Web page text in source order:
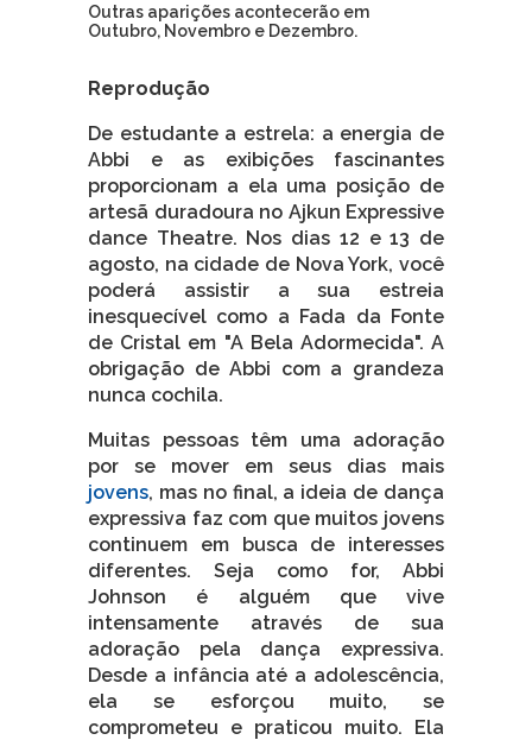
Outras aparições acontecerão em
Outubro, Novembro e Dezembro.
Reprodução
De estudante a estrela: a energia de
Abbi e as exibições fascinantes
proporcionam a ela uma posição de
artesã duradoura no Ajkun Expressive
dance Theatre. Nos dias 12 e 13 de
agosto, na cidade de Nova York, você
poderá assistir a sua estreia
inesquecível como a Fada da Fonte
de Cristal em "A Bela Adormecida". A
obrigação de Abbi com a grandeza
nunca cochila.
Muitas pessoas têm uma adoração
por se mover em seus dias mais
jovens, mas no final, a ideia de dança
expressiva faz com que muitos jovens
continuem em busca de interesses
diferentes. Seja como for, Abbi
Johnson é alguém que vive
intensamente através de sua
adoração pela dança expressiva.
Desde a infância até a adolescência,
ela se esforçou muito, se
comprometeu e praticou muito. Ela